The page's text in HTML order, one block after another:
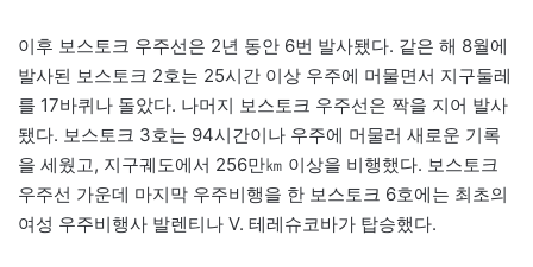
이후 보스토크 우주선은 2년 동안 6번 발사됐다. 같은 해 8월에
발사된 보스토크 2호는 25시간 이상 우주에 머물면서 지구둘레
를 17바퀴나 돌았다. 나머지 보스토크 우주선은 짝을 지어 발사
됐다. 보스토크 3호는 94시간이나 우주에 머물러 새로운 기록
을 세웠고, 지구궤도에서 256만㎞ 이상을 비행했다. 보스토크
우주선 가운데 마지막 우주비행을 한 보스토크 6호에는 최초의
여성 우주비행사 발렌티나 V. 테레슈코바가 탑승했다.